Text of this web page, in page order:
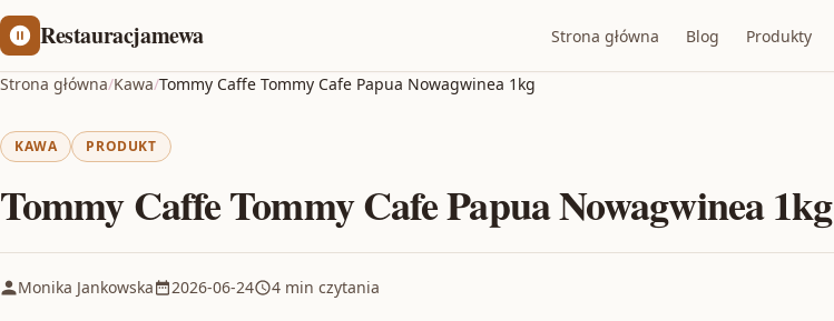
Restauracjamewa Strona główna Blog Produkty
Strona główna/Kawa/Tommy Caffe Tommy Cafe Papua Nowagwinea 1kg
KAWA PRODUKT
Tommy Caffe Tommy Cafe Papua Nowagwinea 1kg
Monika Jankowska 2026-06-24 4 min czytania